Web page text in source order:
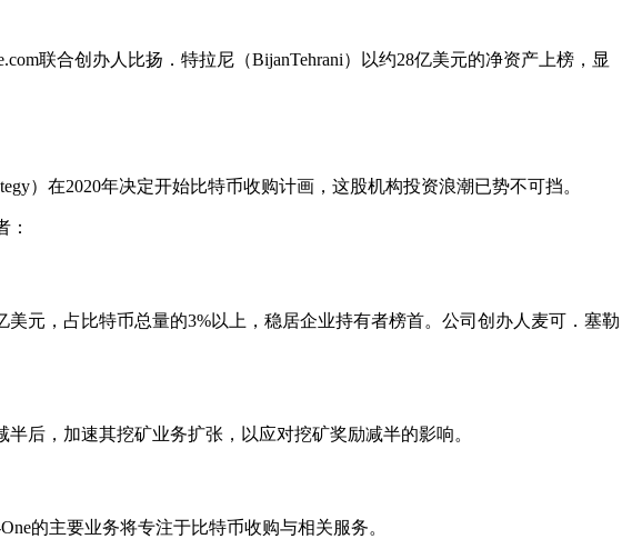
联合创办人比扬．特拉尼（BijanTehrani）以约28亿美元的净资产上榜，显
）在2020年决定开始比特币收购计画，这股机构投资浪潮已势不可挡。
：
元，占比特币总量的3%以上，稳居企业持有者榜首。公司创办人麦可．塞勒
后，加速其挖矿业务扩张，以应对挖矿奖励减半的影响。
的主要业务将专注于比特币收购与相关服务。